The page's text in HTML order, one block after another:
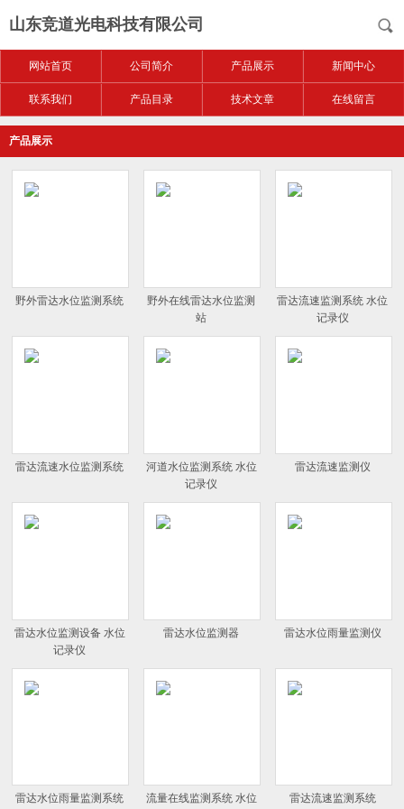
山东竞道光电科技有限公司
网站首页 公司简介 产品展示 新闻中心
联系我们 产品目录 技术文章 在线留言
产品展示
野外雷达水位监测系统
野外在线雷达水位监测
站
雷达流速监测系统 水位
记录仪
雷达流速水位监测系统
河道水位监测系统 水位
记录仪
雷达流速监测仪
雷达水位监测设备 水位
记录仪
雷达水位监测器 雷达水位雨量监测仪
雷达水位雨量监测系统 流量在线监测系统 水位 雷达流速监测系统